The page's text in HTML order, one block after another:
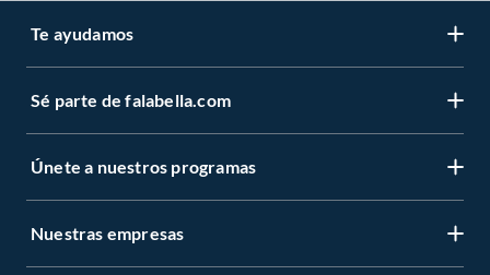
Te ayudamos
Sé parte de falabella.com
Únete a nuestros programas
Nuestras empresas